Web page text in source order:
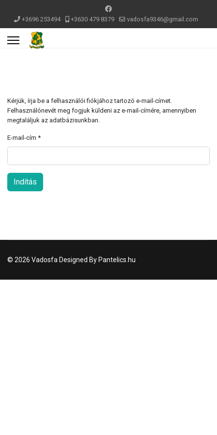
+3696 253494 +3630 479 8379 vadosfa9346@gmail.com
Kérjük, írja be a felhasználói fiókjához tartozó e-mail-címet.
Felhasználónevét meg fogjuk küldeni az e-mail-címére, amennyiben
megtaláljuk az adatbázisunkban.
E-mail-cím *
Indítás
© 2026 Vadosfa Designed By Pantelics.hu